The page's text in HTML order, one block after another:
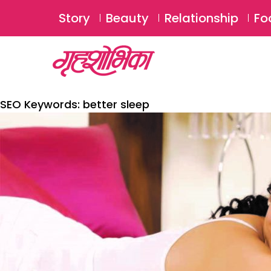
Story Beauty Relationship
SEO Keywords: better sleep